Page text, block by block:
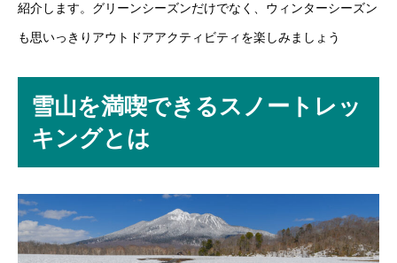
紹介します。グリーンシーズンだけでなく、ウィンターシーズン
も思いっきりアウトドアアクティビティを楽しみましょう
雪山を満喫できるスノートレッ
キングとは